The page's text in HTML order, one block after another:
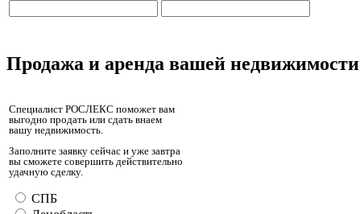
Продажа и аренда вашей недвижимости
Специалист РОСЛЕКС поможет вам
выгодно продать или сдать внаем
вашу недвижимость.
Заполните заявку сейчас и уже завтра
вы сможете совершить действительно
удачную сделку.
СПБ